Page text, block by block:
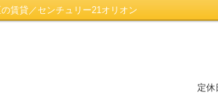
賃貸／センチュリー21オリオン
定休